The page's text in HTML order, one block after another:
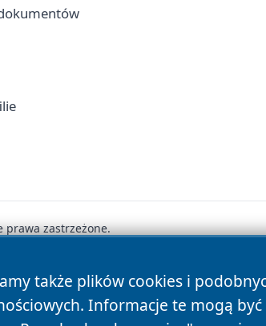
także plików cookies i
Informacje te mogą
zastrzeżone.
Polityka Cookies